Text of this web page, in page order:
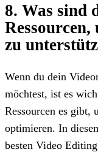
8. Was sind
zu
Wenn du dein
möchtest, ist es
Ressourcen es gibt,
optimieren. In
besten Video